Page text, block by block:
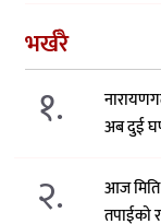
भर्खरै
१.
अब दुई
२.
आज
तपाईको